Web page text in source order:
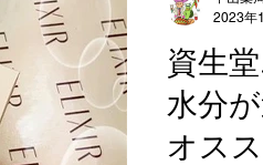
資生
水分
オス
2023年